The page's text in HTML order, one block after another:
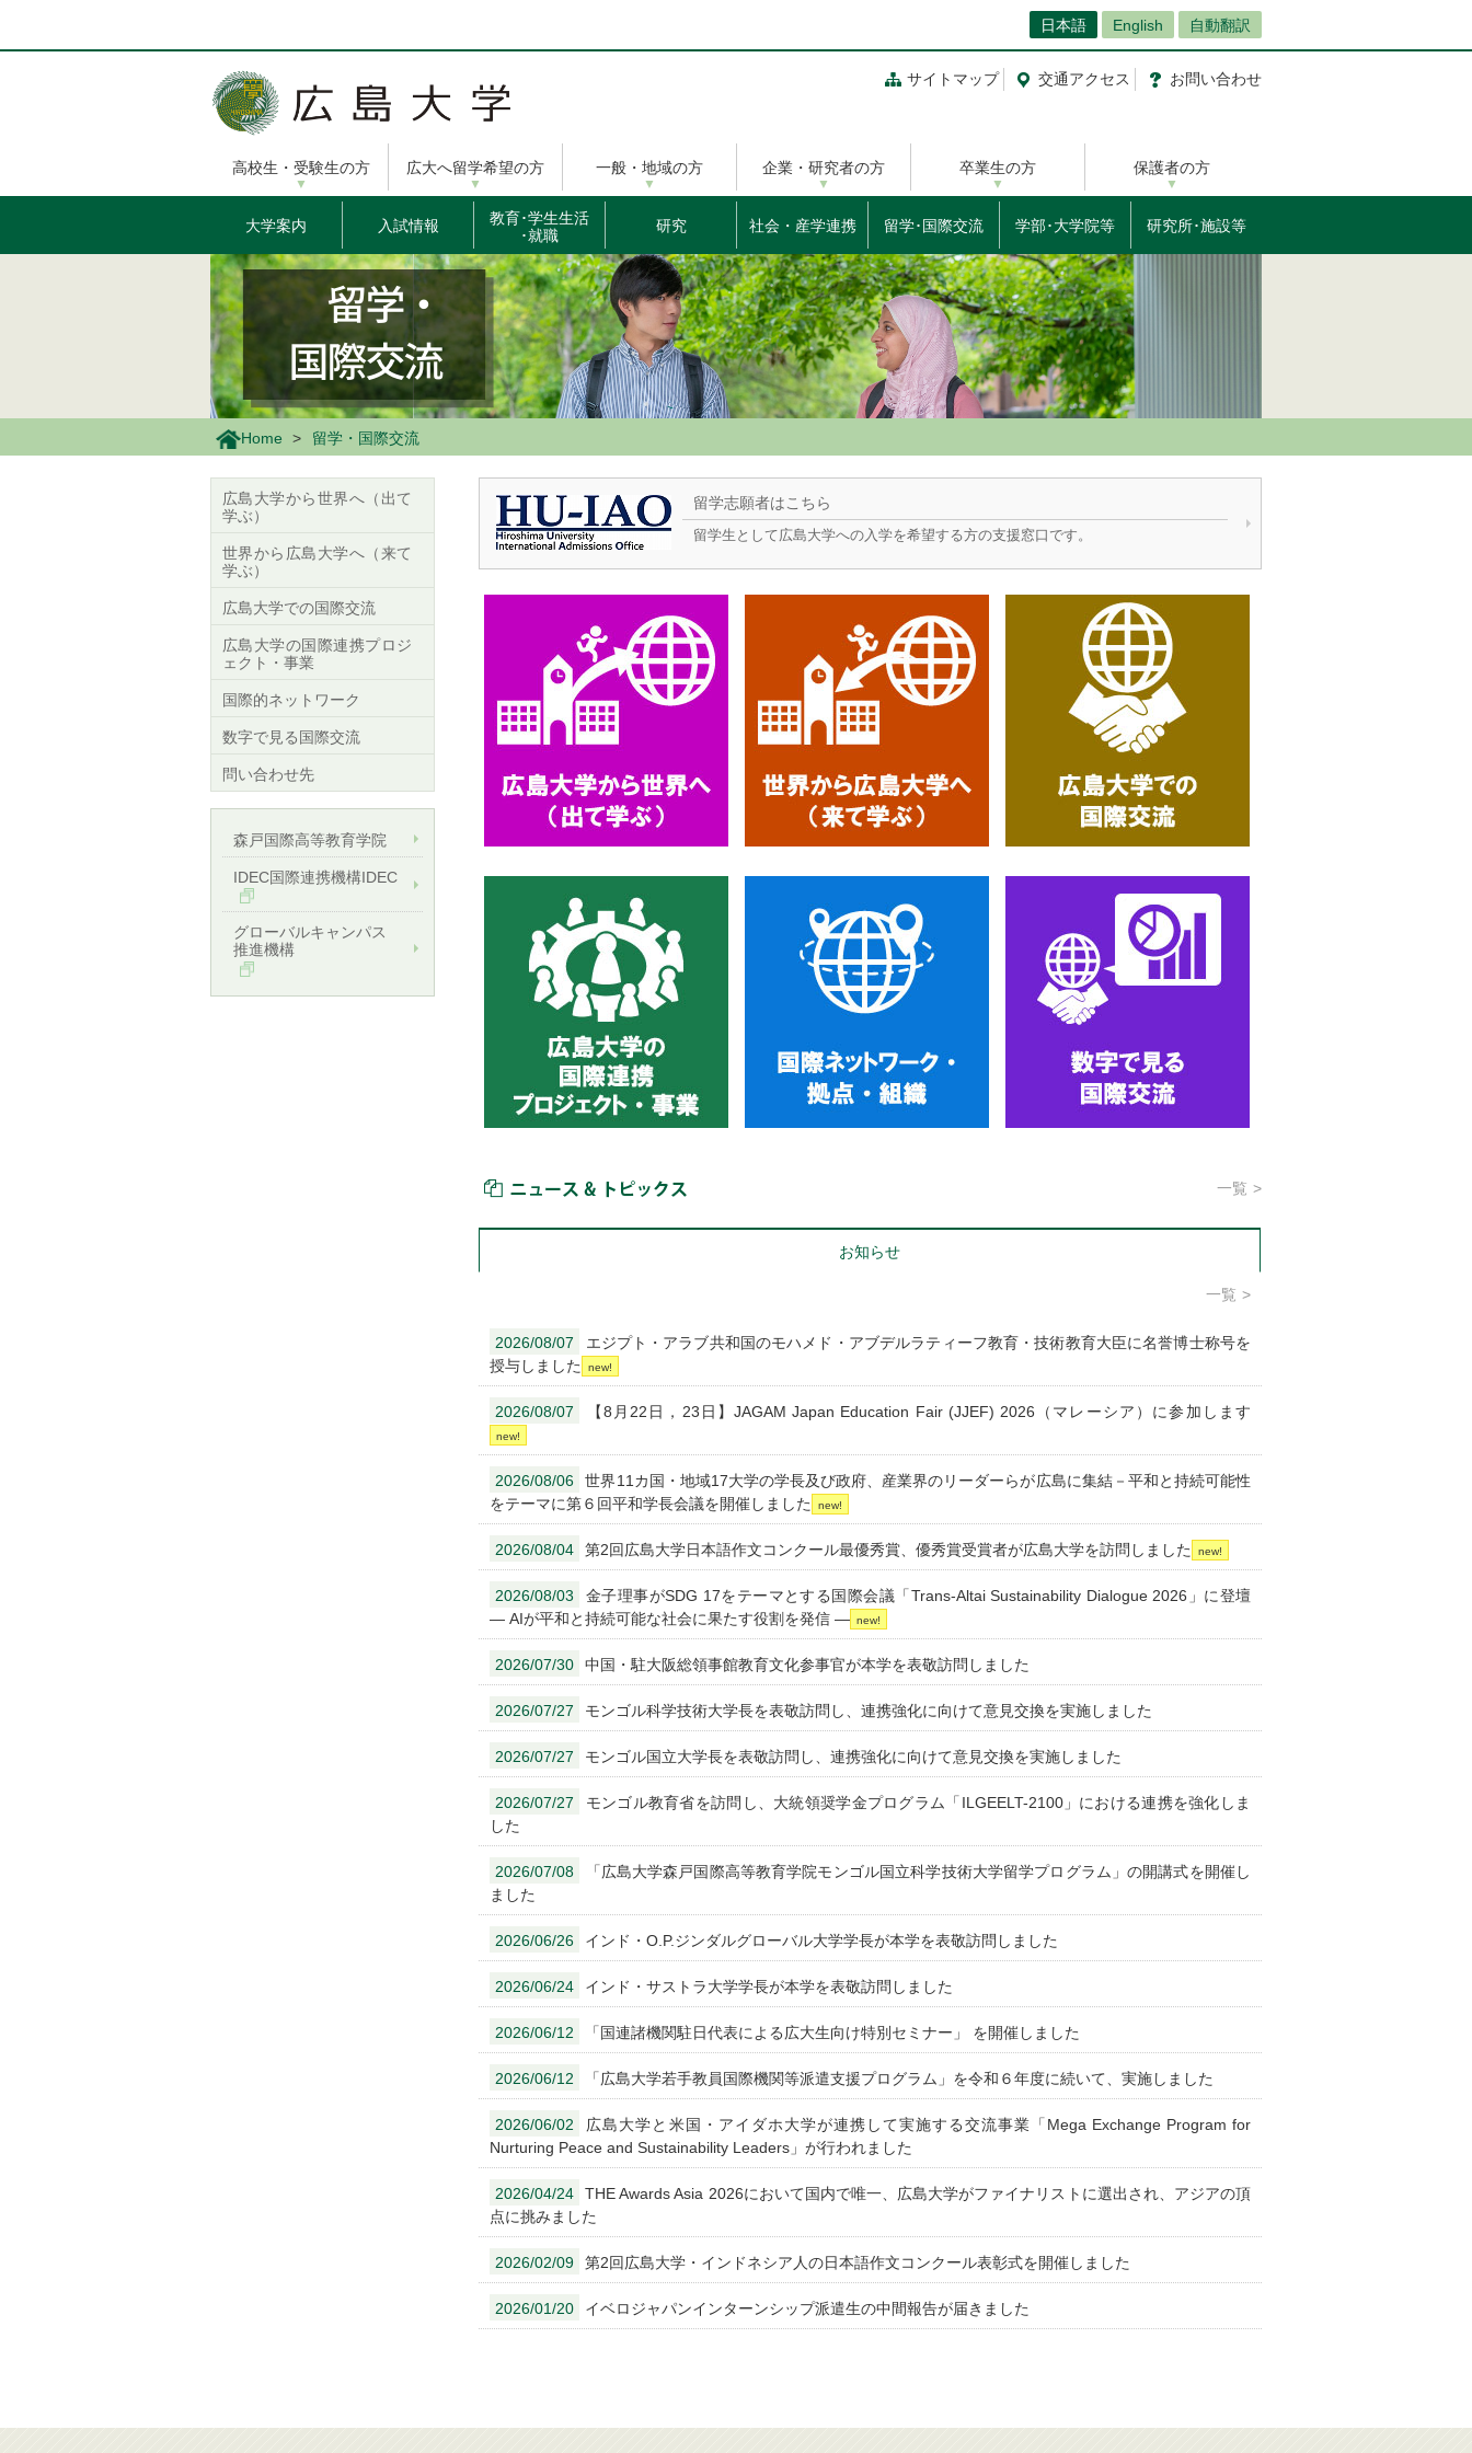
ン
に
日本語 English 自動翻訳
サイトマップ 交通アクセス お問い合わせ
高校生・受験生の方 広大へ留学希望の方 一般・地域の方 企業・研究者の方 卒業生の方 保護者の方
大学案内 入試情報
教育･学生生活
･就職
研究 社会・産学連携 留学･国際交流 学部･大学院等 研究所･施設等
Home 留学・国際交流
留学志願者はこちら
留学生として広島大学への入学を希望する方の支援窓口です。
一覧
お知らせ
一覧
2026/08/07
エジプト・アラブ共和国のモハメド・アブデルラティーフ教育・技術教育大臣に名誉博士称号を
授与しました
2026/08/07 【8月22日，23日】JAGAM Japan Education Fair (JJEF) 2026（マレーシア）に参加します
2026/08/06
世界11カ国・地域17大学の学長及び政府、産業界のリーダーらが広島に集結－平和と持続可能性
をテーマに第６回平和学長会議を開催しました
2026/08/04 第2回広島大学日本語作文コンクール最優秀賞、優秀賞受賞者が広島大学を訪問しました
2026/08/03
金子理事がSDG 17をテーマとする国際会議「Trans-Altai Sustainability Dialogue 2026」に登壇
— AIが平和と持続可能な社会に果たす役割を発信 —
2026/07/30 中国・駐大阪総領事館教育文化参事官が本学を表敬訪問しました
2026/07/27 モンゴル科学技術大学長を表敬訪問し、連携強化に向けて意見交換を実施しました
2026/07/27 モンゴル国立大学長を表敬訪問し、連携強化に向けて意見交換を実施しました
2026/07/27
モンゴル教育省を訪問し、大統領奨学金プログラム「ILGEELT-2100」における連携を強化しま
した
2026/07/08
「広島大学森戸国際高等教育学院モンゴル国立科学技術大学留学プログラム」の開講式を開催し
ました
2026/06/26 インド・O.P.ジンダルグローバル大学学長が本学を表敬訪問しました
2026/06/24 インド・サストラ大学学長が本学を表敬訪問しました
2026/06/12 「国連諸機関駐日代表による広大生向け特別セミナー」 を開催しました
2026/06/12 「広島大学若手教員国際機関等派遣支援プログラム」を令和６年度に続いて、実施しました
2026/06/02
広島大学と米国・アイダホ大学が連携して実施する交流事業「Mega Exchange Program for
Nurturing Peace and Sustainability Leaders」が行われました
2026/04/24
THE Awards Asia 2026において国内で唯一、広島大学がファイナリストに選出され、アジアの頂
点に挑みました
2026/02/09 第2回広島大学・インドネシア人の日本語作文コンクール表彰式を開催しました
2026/01/20 イベロジャパンインターンシップ派遣生の中間報告が届きました
広島大学から世界へ（出て
学ぶ）
世界から広島大学へ（来て
学ぶ）
広島大学での国際交流
広島大学の国際連携プロジ
ェクト・事業
国際的ネットワーク
数字で見る国際交流
問い合わせ先
森戸国際高等教育学院
IDEC国際連携機構IDEC
グローバルキャンパス
推進機構